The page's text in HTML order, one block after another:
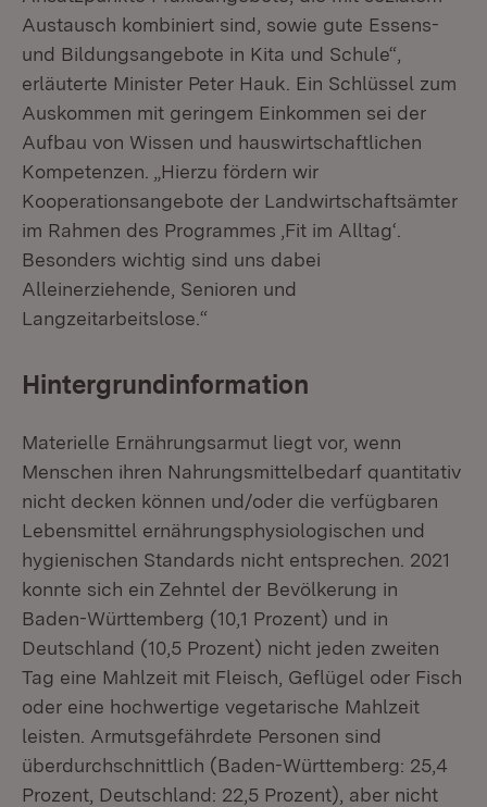
Austausch kombiniert sind, sowie gute Essens-
und Bildungsangebote in Kita und Schule“,
erläuterte Minister Peter Hauk. Ein Schlüssel zum
Auskommen mit geringem Einkommen sei der
Aufbau von Wissen und hauswirtschaftlichen
Kompetenzen. „Hierzu fördern wir
Kooperationsangebote der Landwirtschaftsämter
im Rahmen des Programmes ,Fit im Alltag‘.
Besonders wichtig sind uns dabei
Alleinerziehende, Senioren und
Langzeitarbeitslose.“
Hintergrundinformation
Materielle Ernährungsarmut liegt vor, wenn
Menschen ihren Nahrungsmittelbedarf quantitativ
nicht decken können und/oder die verfügbaren
Lebensmittel ernährungsphysiologischen und
hygienischen Standards nicht entsprechen. 2021
konnte sich ein Zehntel der Bevölkerung in
Baden-Württemberg (10,1 Prozent) und in
Deutschland (10,5 Prozent) nicht jeden zweiten
Tag eine Mahlzeit mit Fleisch, Geflügel oder Fisch
oder eine hochwertige vegetarische Mahlzeit
leisten. Armutsgefährdete Personen sind
überdurchschnittlich (Baden-Württemberg: 25,4
Prozent, Deutschland: 22,5 Prozent), aber nicht